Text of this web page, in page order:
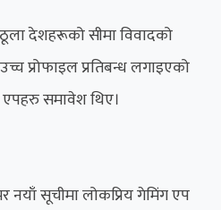
देशहरूको सीमा विवादको
प्रोफाइल प्रतिबन्ध लगाइएको
समावेश थिए।
सूचीमा लोकप्रिय गेमिंग एप